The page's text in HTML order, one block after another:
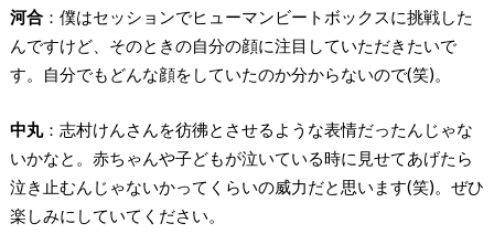
河合：僕はセッションでヒューマンビートボックスに挑戦した
んですけど、そのときの自分の顔に注目していただきたいで
す。自分でもどんな顔をしていたのか分からないので(笑)。
中丸：志村けんさんを彷彿とさせるような表情だったんじゃな
いかなと。赤ちゃんや子どもが泣いている時に見せてあげたら
泣き止むんじゃないかってくらいの威力だと思います(笑)。ぜひ
楽しみにしていてください。